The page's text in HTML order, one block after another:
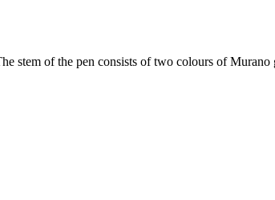
stem of the pen consists of two colours of Murano